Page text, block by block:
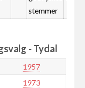
stemmer
- Tydal
1957
1973